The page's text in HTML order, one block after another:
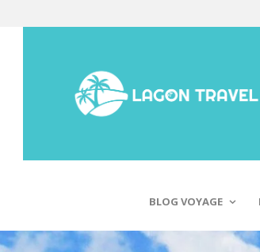
BLOG VOYAGE